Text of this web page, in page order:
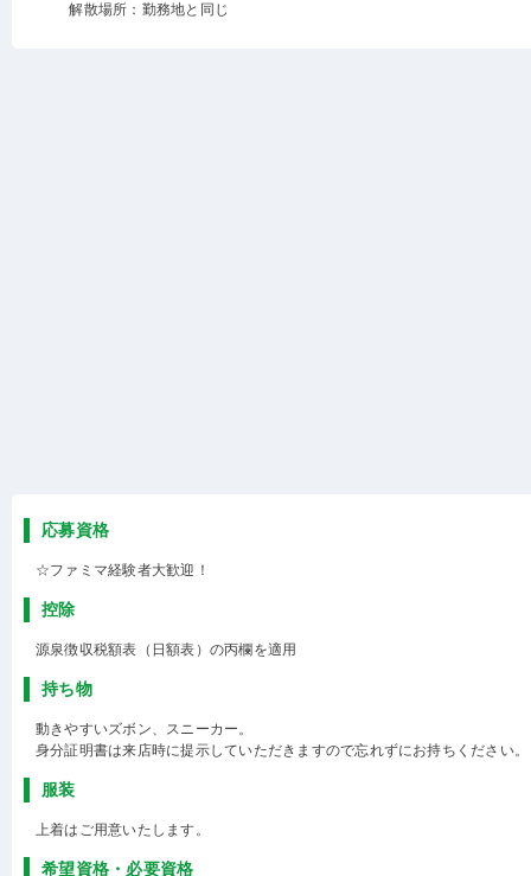
解散場所：勤務地と同じ
応募資格
☆ファミマ経験者大歓迎！
控除
源泉徴収税額表（日額表）の丙欄を適用
持ち物
動きやすいズボン、スニーカー。
身分証明書は来店時に提示していただきますので忘れずにお持ちください。
服装
上着はご用意いたします。
希望資格・必要資格